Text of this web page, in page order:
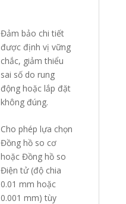
Đảm bảo chi tiết
được định vị vững
chắc, giảm thiểu
sai số do rung
động hoặc lắp đặt
không đúng.
Cho phép lựa chọn
Đồng hồ so cơ
hoặc Đồng hồ so
Điện tử (độ chia
0.01 mm hoặc
0.001 mm) tùy